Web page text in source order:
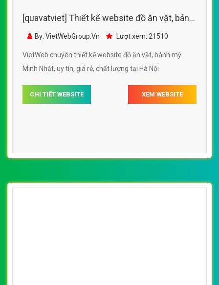
[quavatviet] Thiết kế website đồ ăn vặt, cách
By: VietWebGroup.Vn Lượt xem: 23770
VietWeb chuyên thiết kế website đồ ăn vặt, cách làm đồ
ăn vặt tại nhà, chuyên nghiệp, uy tín giá rẻ, chất lượng tại
Hà Nội